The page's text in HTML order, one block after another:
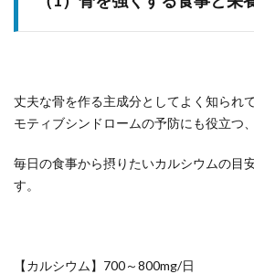
丈夫な骨を作る主成分としてよく知られ
モティブシンドロームの予防にも役立つ
毎日の食事から摂りたいカルシウムの目
す。
【カルシウム】700～800mg/日